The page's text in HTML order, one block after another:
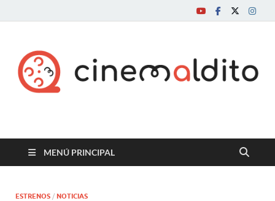
Cine maldito
MENÚ PRINCIPAL
ESTRENOS / NOTICIAS